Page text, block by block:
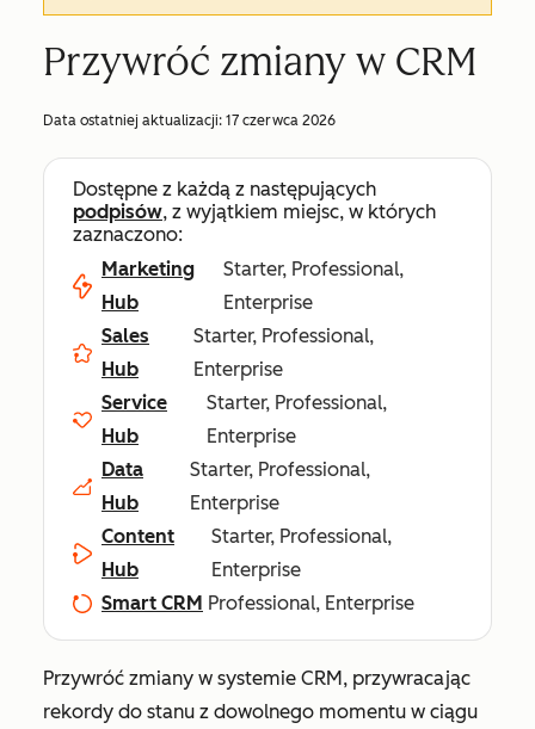
Przywróć zmiany w CRM
Data ostatniej aktualizacji: 17 czerwca 2026
Dostępne z każdą z następujących
podpisów, z wyjątkiem miejsc, w których
zaznaczono:
Marketing
Hub
Starter, Professional,
Enterprise
Sales
Hub
Starter, Professional,
Enterprise
Service
Hub
Starter, Professional,
Enterprise
Data
Hub
Starter, Professional,
Enterprise
Content
Hub
Starter, Professional,
Enterprise
Smart CRM Professional, Enterprise
Przywróć zmiany w systemie CRM, przywracając
rekordy do stanu z dowolnego momentu w ciągu